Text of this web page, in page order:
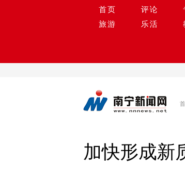
首页 评论
旅游
乐活
加快形成新